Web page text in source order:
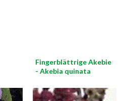
Fingerblättrige Akebie
- Akebia quinata